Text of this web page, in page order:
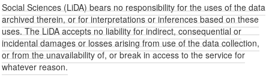
Social Sciences (LiDA) bears no responsibility for the uses of the data
archived therein, or for interpretations or inferences based on these
uses. The LiDA accepts no liability for indirect, consequential or
incidental damages or losses arising from use of the data collection,
or from the unavailability of, or break in access to the service for
whatever reason.